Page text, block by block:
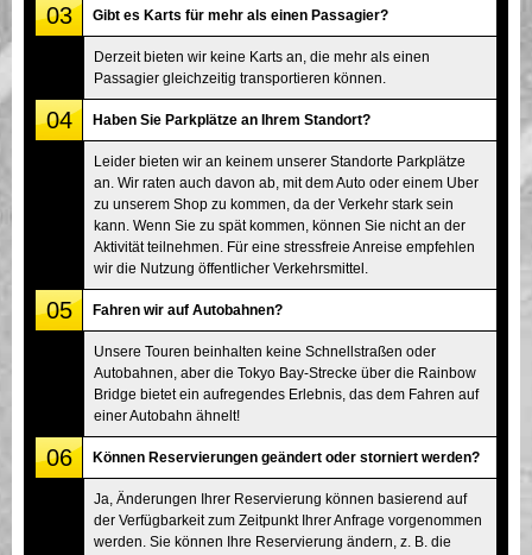
03 Gibt es Karts für mehr als einen Passagier?
Derzeit bieten wir keine Karts an, die mehr als einen
Passagier gleichzeitig transportieren können.
04 Haben Sie Parkplätze an Ihrem Standort?
Leider bieten wir an keinem unserer Standorte Parkplätze
an. Wir raten auch davon ab, mit dem Auto oder einem Uber
zu unserem Shop zu kommen, da der Verkehr stark sein
kann. Wenn Sie zu spät kommen, können Sie nicht an der
Aktivität teilnehmen. Für eine stressfreie Anreise empfehlen
wir die Nutzung öffentlicher Verkehrsmittel.
05 Fahren wir auf Autobahnen?
Unsere Touren beinhalten keine Schnellstraßen oder
Autobahnen, aber die Tokyo Bay-Strecke über die Rainbow
Bridge bietet ein aufregendes Erlebnis, das dem Fahren auf
einer Autobahn ähnelt!
06 Können Reservierungen geändert oder storniert werden?
Ja, Änderungen Ihrer Reservierung können basierend auf
der Verfügbarkeit zum Zeitpunkt Ihrer Anfrage vorgenommen
werden. Sie können Ihre Reservierung ändern, z. B. die